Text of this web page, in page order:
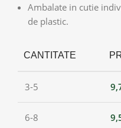
Ambalate in cutie
de plastic.
CANTITATE
3-5
6-8